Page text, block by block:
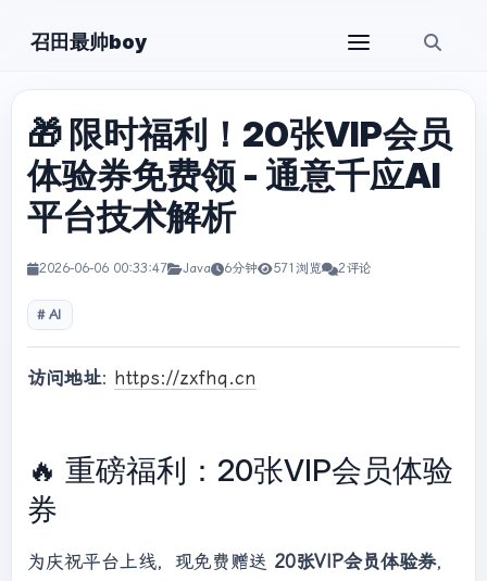
召田最帅boy
🎁 限时福利！20张VIP会员
体验券免费领 - 通意千应AI
平台技术解析
2026-06-06 00:33:47 Java 6分钟 571浏览 2评论
AI
访问地址: https://zxfhq.cn
🔥 重磅福利：20张VIP会员体验
券
为庆祝平台上线，现免费赠送 20张VIP会员体验券，